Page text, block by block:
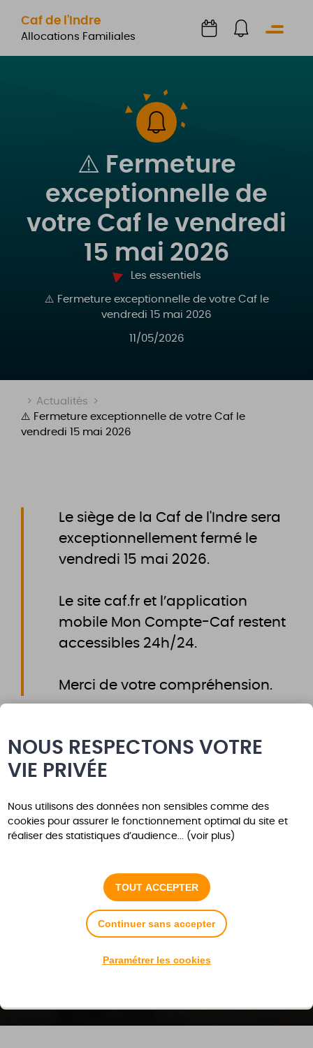
Caf de l'Indre
Allocations Familiales Menu
⚠️ Fermeture
exceptionnelle de
votre Caf le vendredi
15 mai 2026
Les essentiels
⚠️ Fermeture exceptionnelle de votre Caf le
vendredi 15 mai 2026
11/05/2026
> Actualités
>
⚠️ Fermeture exceptionnelle de votre Caf le
vendredi 15 mai 2026
Le siège de la Caf de l'Indre sera
exceptionnellement fermé le
vendredi 15 mai 2026.
Le site caf.fr et l’application
mobile Mon Compte-Caf restent
accessibles 24h/24.
Merci de votre compréhension.
Inscrivez-vous aux
Pour être averti des nouvelles actualités sur les
NOUS RESPECTONS VOTRE
VIE PRIVÉE
Nous utilisons des données non sensibles comme des
cookies pour assurer le fonctionnement optimal du site et
réaliser des statistiques d’audience... (voir plus)
TOUT ACCEPTER
Continuer sans accepter
Paramétrer les cookies